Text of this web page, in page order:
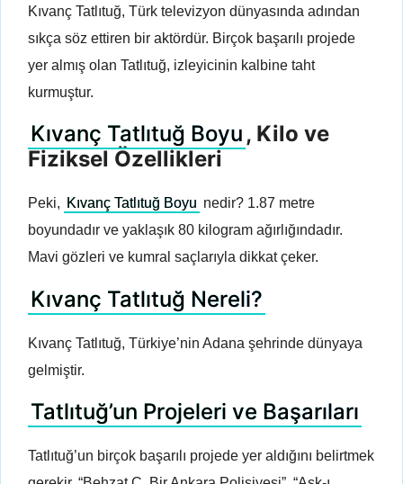
Kıvanç Tatlıtuğ, Türk televizyon dünyasında adından
sıkça söz ettiren bir aktördür. Birçok başarılı projede
yer almış olan Tatlıtuğ, izleyicinin kalbine taht
kurmuştur.
Kıvanç Tatlıtuğ Boyu , Kilo ve
Fiziksel Özellikleri
Peki, Kıvanç Tatlıtuğ Boyu nedir? 1.87 metre
boyundadır ve yaklaşık 80 kilogram ağırlığındadır.
Mavi gözleri ve kumral saçlarıyla dikkat çeker.
Kıvanç Tatlıtuğ Nereli?
Kıvanç Tatlıtuğ, Türkiye’nin Adana şehrinde dünyaya
gelmiştir.
Tatlıtuğ’un Projeleri ve Başarıları
Tatlıtuğ’un birçok başarılı projede yer aldığını belirtmek